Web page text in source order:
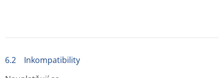
Lahvička z hnědého skla s pojistným PE uzávěrem a PE
Velikost balení: 20 ml, 30 ml